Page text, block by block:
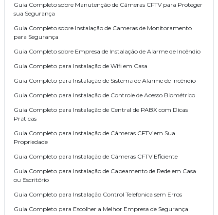
Guia Completo sobre Manutenção de Câmeras CFTV para Proteger
sua Segurança
Guia Completo sobre Instalação de Cameras de Monitoramento
para Segurança
Guia Completo sobre Empresa de Instalação de Alarme de Incêndio
Guia Completo para Instalação de Wifi em Casa
Guia Completo para Instalação de Sistema de Alarme de Incêndio
Guia Completo para Instalação de Controle de Acesso Biométrico
Guia Completo para Instalação de Central de PABX com Dicas
Práticas
Guia Completo para Instalação de Câmeras CFTV em Sua
Propriedade
Guia Completo para Instalação de Câmeras CFTV Eficiente
Guia Completo para Instalação de Cabeamento de Rede em Casa
ou Escritório
Guia Completo para Instalação Control Telefonica sem Erros
Guia Completo para Escolher a Melhor Empresa de Segurança